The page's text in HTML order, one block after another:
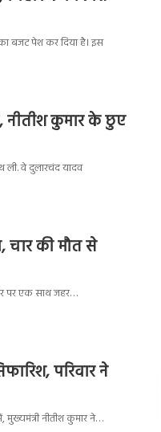
बजट पेश कर दिया है। इस
कुमार के छुए
वे दुलारचंद यादव
चार की मौत से
पर एक साथ जहर…
परिवार ने
मुख्यमंत्री नीतीश कुमार ने…